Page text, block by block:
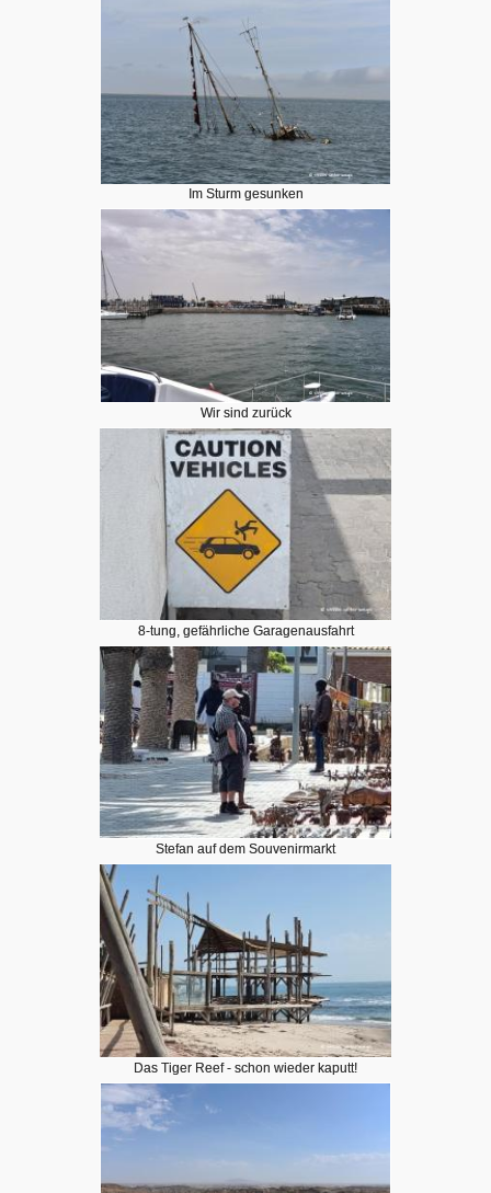
Im Sturm gesunken
Wir sind zurück
8-tung, gefährliche Garagenausfahrt
Stefan auf dem Souvenirmarkt
Das Tiger Reef - schon wieder kaputt!